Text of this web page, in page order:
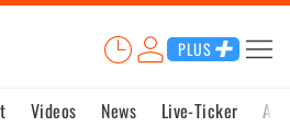
PLUS
Videos News Live-Ticker